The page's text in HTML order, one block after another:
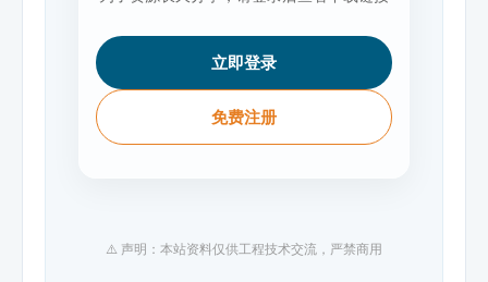
立即登录
免费注册
⚠️ 声明：本站资料仅供工程技术交流，严禁商用